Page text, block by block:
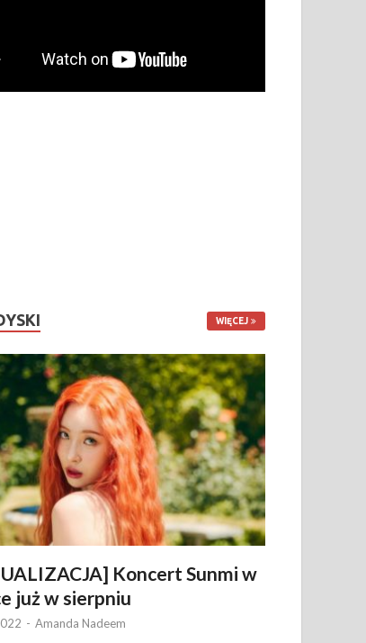
WIĘCEJ
Koncert Sunmi w
już w sierpniu
- Amanda Nadeem